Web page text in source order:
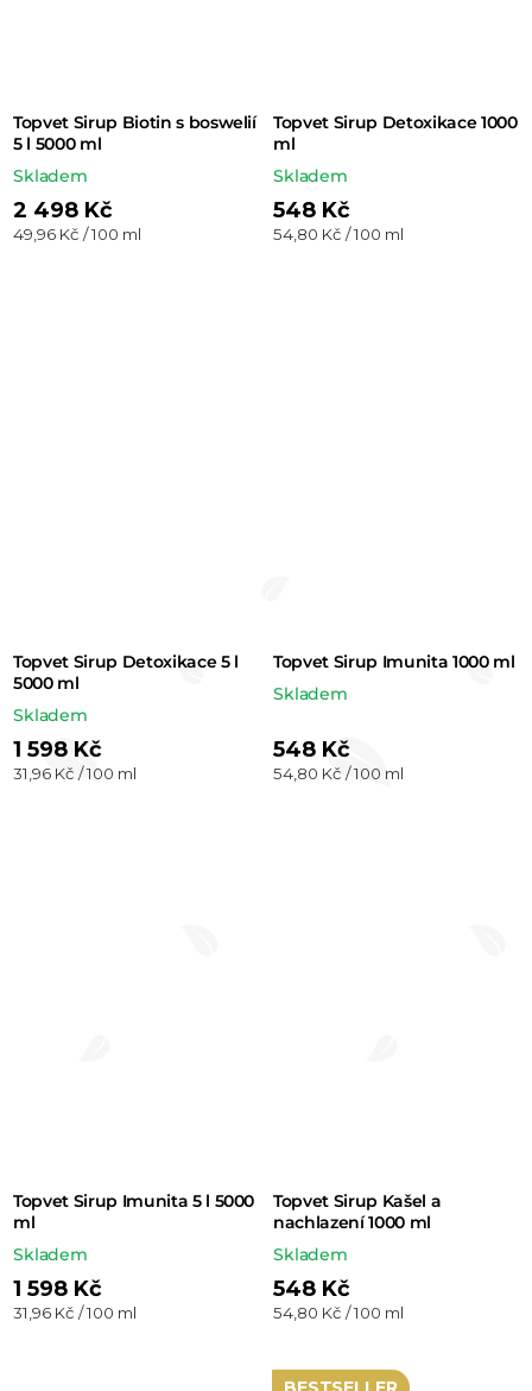
Topvet Sirup Biotin s boswelií
5 l 5000 ml
Skladem
2 498 Kč
Měrná
49,96 Kč / 100 ml
Topvet Sirup Detoxikace 1000
ml
Skladem
548 Kč
Měrná
54,80 Kč / 100 ml
Topvet Sirup Detoxikace 5 l
5000 ml
Skladem
1 598 Kč
Měrná
31,96 Kč / 100 ml
Topvet Sirup Imunita 1000 ml
Skladem
548 Kč
Měrná
54,80 Kč / 100 ml
Topvet Sirup Imunita 5 l 5000
ml
Skladem
1 598 Kč
Měrná
31,96 Kč / 100 ml
Topvet Sirup Kašel a
nachlazení 1000 ml
Skladem
548 Kč
Měrná
54,80 Kč / 100 ml